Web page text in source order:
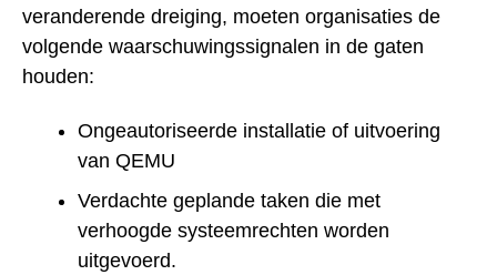
veranderende dreiging, moeten organisaties de
volgende waarschuwingssignalen in de gaten
houden:
Ongeautoriseerde installatie of uitvoering
van QEMU
Verdachte geplande taken die met
verhoogde systeemrechten worden
uitgevoerd.